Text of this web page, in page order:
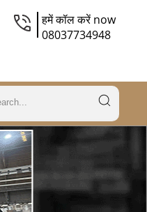
हमें कॉल करें now
08037734948